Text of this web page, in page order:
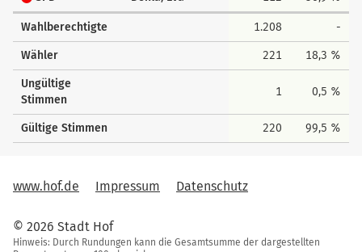
Wahlberechtigte 1.208 -
Wähler 221 18,3 %
Ungültige
Stimmen
1 0,5 %
Gültige Stimmen 220 99,5 %
www.hof.de Impressum Datenschutz
© 2026 Stadt Hof
Hinweis: Durch Rundungen kann die Gesamtsumme der dargestellten